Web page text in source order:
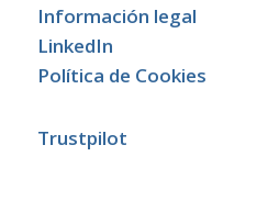
Información legal
LinkedIn
Política de Cookies
Trustpilot